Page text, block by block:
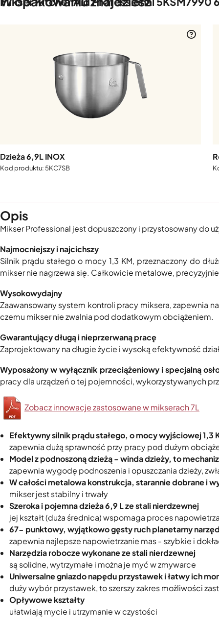
Dzieża 6,9L INOX
5KC7SB
Opis
Mikser Professional jest dopuszczony i przystosowany do
Najmocniejszy i najcichszy
Silnik prądu stałego o mocy 1,3 KM, przeznaczony do
mikser nie nagrzewa się. Całkowicie metalowe,
Wysokowydajny
Zaawansowany system kontroli pracy miksera, zapewnia
czemu mikser nie zwalnia pod dodatkowym obciążeniem.
Gwarantujący długą i nieprzerwaną pracę
Zaprojektowany na długie życie i wysoką efektywność
Wyposażony w wyłącznik przeciążeniowy i specjalną
pracy dla urządzeń o tej pojemności, wykorzystywanych
Zobacz innowacje zastosowane w mikserach 7L
Efektywny silnik prądu stałego, o mocy wyjściowej 1,3
zapewnia dużą sprawność przy pracy pod dużym
Model z podnoszoną dzieżą - winda dzieży, to
zapewnia wygodę podnoszenia i opuszczania dzieży,
W całości metalowa konstrukcja, starannie dobrane i
mikser jest stabilny i trwały
Szeroka i pojemna dzieża 6,9 L ze stali nierdzewnej
jej kształt (duża średnica) wspomaga proces
67- punktowy, wyjątkowo gęsty ruch planetarny
zapewnia najlepsze napowietrzanie mas - szybkie i
Narzędzia robocze wykonane ze stali nierdzewnej
są solidne, wytrzymałe i można je myć w zmywarce
Uniwersalne gniazdo napędu przystawek i łatwy ich
duży wybór przystawek, to szerszy zakres możliwości
Opływowe kształty
ułatwiają mycie i utrzymanie w czystości